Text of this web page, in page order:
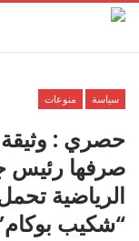
سياسة منوعات
صرفها رئيس
الرياضية
“شكيب